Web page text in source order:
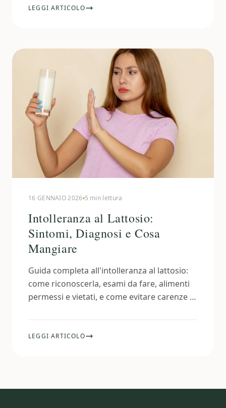
LEGGI ARTICOLO
16 GENNAIO 2026 5 min lettura
Intolleranza al Lattosio:
Sintomi, Diagnosi e Cosa
Mangiare
Guida completa all'intolleranza al lattosio:
come riconoscerla, esami da fare, alimenti
permessi e vietati, e come evitare carenze di
LEGGI ARTICOLO